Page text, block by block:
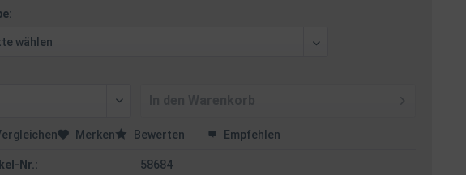
Merken Bewerten Empfehlen
Nr.: 58684